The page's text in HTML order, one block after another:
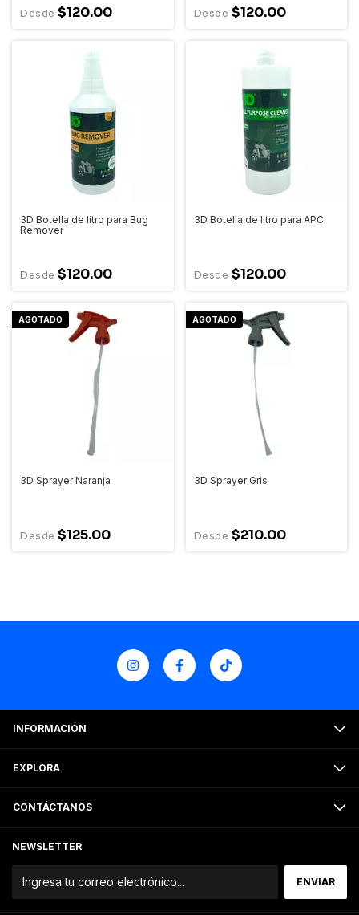
$120.00 $120.00
3D Botella de litro para Bug
Remover
$120.00
3D Botella de litro para APC
$120.00
AGOTADO
3D Sprayer Naranja
$125.00
AGOTADO
3D Sprayer Gris
$210.00
INFORMACIÓN
EXPLORA
CONTÁCTANOS
NEWSLETTER